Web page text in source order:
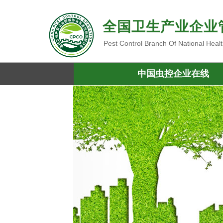
全国卫生产业企
Pest Control Branch Of National
中国虫控企业在线